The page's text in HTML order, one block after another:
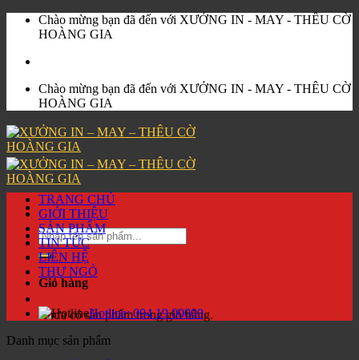
Skip
Chào mừng bạn đã đến với XƯỞNG IN - MAY - THÊU CỜ
HOÀNG GIA
Chào mừng bạn đã đến với XƯỞNG IN - MAY - THÊU CỜ
HOÀNG GIA
Tìm
kiếm:
Giỏ hàng
Chưa có sản phẩm trong giỏ hàng.
TRANG CHỦ
GIỚI THIỆU
SẢN PHẨM
TIN TỨC
LIÊN HỆ
THƯ NGỎ
Hotline:094 19 00000
Danh mục sản phẩm